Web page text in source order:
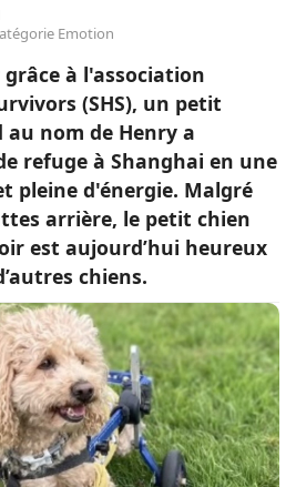
Sauvetages
Conso
Emotion
à l'association
(SHS), un petit
nom de Henry a
refuge à Shanghai en une
pleine d'énergie. Malgré
arrière, le petit chien
est aujourd’hui heureux
chiens.